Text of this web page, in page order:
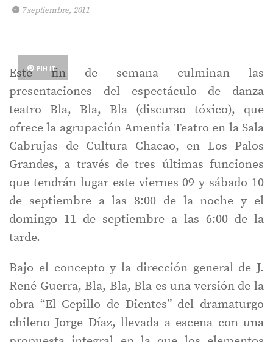
7 septiembre, 2011
PIN IT
Este fin de semana culminan las
presentaciones del espectáculo de danza
teatro Bla, Bla, Bla (discurso tóxico), que
ofrece la agrupación Amentia Teatro en la Sala
Cabrujas de Cultura Chacao, en Los Palos
Grandes, a través de tres últimas funciones
que tendrán lugar este viernes 09 y sábado 10
de septiembre a las 8:00 de la noche y el
domingo 11 de septiembre a las 6:00 de la
tarde.
Bajo el concepto y la dirección general de J.
René Guerra, Bla, Bla, Bla es una versión de la
obra “El Cepillo de Dientes” del dramaturgo
chileno Jorge Díaz, llevada a escena con una